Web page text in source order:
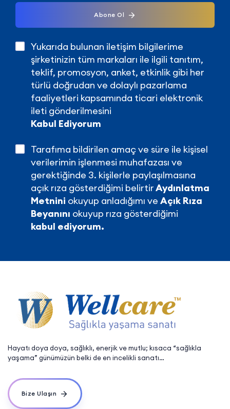
Abone Ol
Yukarıda bulunan iletişim bilgilerime
şirketinizin tüm markaları ile ilgili tanıtım,
teklif, promosyon, anket, etkinlik gibi her
türlü doğrudan ve dolaylı pazarlama
faaliyetleri kapsamında ticari elektronik
ileti gönderilmesini
Kabul Ediyorum
Tarafıma bildirilen amaç ve süre ile kişisel
verilerimin işlenmesi muhafazası ve
gerektiğinde 3. kişilerle paylaşılmasına
açık rıza gösterdiğimi belirtirAydınlatma
Metnini okuyup anladığımı ve Açık Rıza
Beyanını okuyup rıza gösterdiğimi
kabul ediyorum.
Hayatı doya doya, sağlıklı, enerjik ve mutlu; kısaca “sağlıkla
yaşama” günümüzün belki de en incelikli sanatı…
Bize Ulaşın